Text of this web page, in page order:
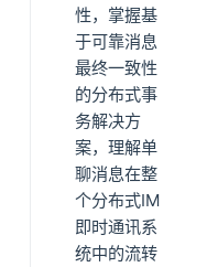
性，掌握基
于可靠消息
最终一致性
的分布式事
务解决方
案，理解单
聊消息在整
个分布式IM
即时通讯系
统中的流转